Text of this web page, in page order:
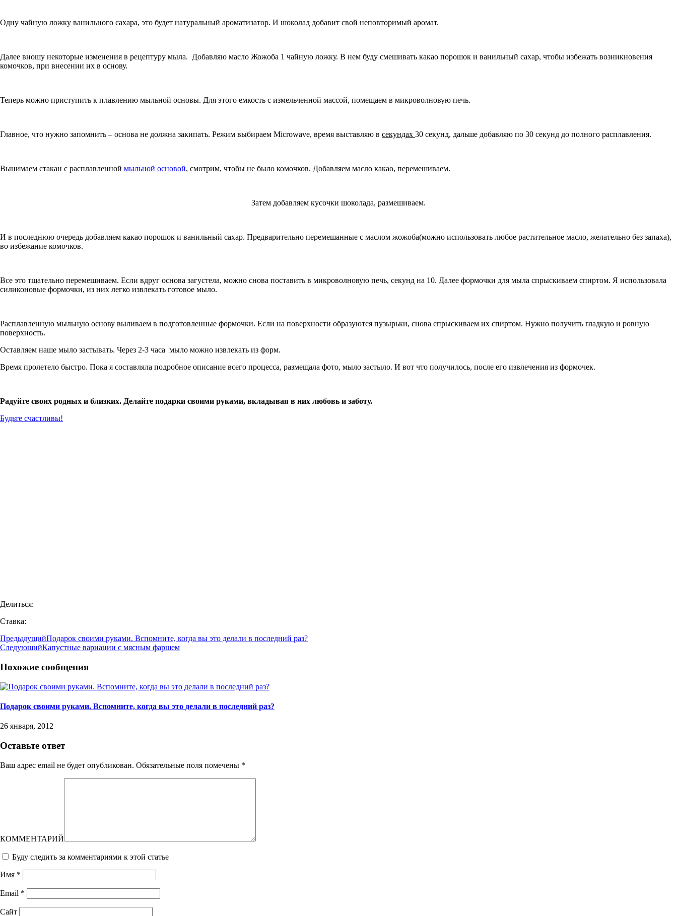
Одну чайную ложку ванильного сахара, это будет натуральный ароматизатор. И шоколад добавит свой неповторимый аромат.
Далее вношу некоторые изменения в рецептуру мыла. Добавляю масло Жожоба 1 чайную ложку. В нем буду смешивать какао порошок и ванильный сахар, чтобы избежать возникновения
комочков, при внесении их в основу.
Теперь можно приступить к плавлению мыльной основы. Для этого емкость с измельченной массой, помещаем в микроволновую печь.
Главное, что нужно запомнить – основа не должна закипать. Режим выбираем Microwave, время выставляю в секундах 30 секунд, дальше добавляю по 30 секунд до полного расплавления.
Вынимаем стакан с расплавленной мыльной основой, смотрим, чтобы не было комочков. Добавляем масло какао, перемешиваем.
Затем добавляем кусочки шоколада, размешиваем.
И в последнюю очередь добавляем какао порошок и ванильный сахар. Предварительно перемешанные с маслом жожоба(можно использовать любое растительное масло, желательно без запаха),
во избежание комочков.
Все это тщательно перемешиваем. Если вдруг основа загустела, можно снова поставить в микроволновую печь, секунд на 10. Далее формочки для мыла спрыскиваем спиртом. Я использовала
силиконовые формочки, из них легко извлекать готовое мыло.
Расплавленную мыльную основу выливаем в подготовленные формочки. Если на поверхности образуются пузырьки, снова спрыскиваем их спиртом. Нужно получить гладкую и ровную
поверхность.
Оставляем наше мыло застывать. Через 2-3 часа мыло можно извлекать из форм.
Время пролетело быстро. Пока я составляла подробное описание всего процесса, размещала фото, мыло застыло. И вот что получилось, после его извлечения из формочек.
Радуйте своих родных и близких. Делайте подарки своими руками, вкладывая в них любовь и заботу.
Будьте счастливы!
Делиться:
Ставка:
ПредыдущийПодарок своими руками. Вспомните, когда вы это делали в последний раз?
СледующийКапустные вариации с мясным фаршем
Похожие сообщения
Подарок своими руками. Вспомните, когда вы это делали в последний раз?
26 января, 2012
Оставьте ответ
Ваш адрес email не будет опубликован. Обязательные поля помечены *
КОММЕНТАРИЙ
Буду следить за комментариями к этой статье
Имя *
Email *
Сайт